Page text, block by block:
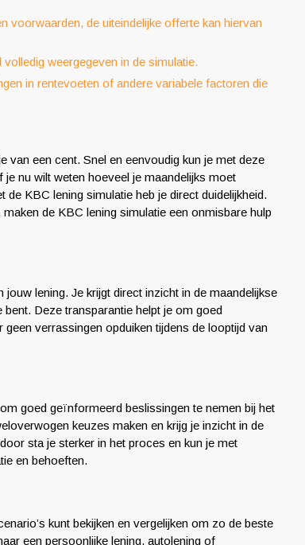
voorwaarden, de uiteindelijke offerte kan hiervan
weergegeven in de simulatie.
in rentevoeten of andere variabele factoren die
van een cent. Snel en eenvoudig kun je met deze
nu wilt weten hoeveel je maandelijks moet
KBC lening simulatie heb je direct duidelijkheid.
de KBC lening simulatie een onmisbare hulp
lening. Je krijgt direct inzicht in de maandelijkse
Deze transparantie helpt je om goed
verrassingen opduiken tijdens de looptijd van
goed geïnformeerd beslissingen te nemen bij het
keuzes maken en krijg je inzicht in de
sta je sterker in het proces en kun je met
en behoeften.
kunt bekijken en vergelijken om zo de beste
een persoonlijke lening, autolening of